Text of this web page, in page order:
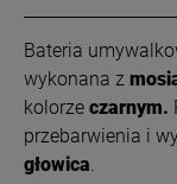
Bateria
wykonana z
kolorze czarnym.
przebarwienia i
głowica